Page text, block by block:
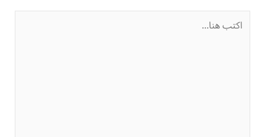
اكتب
هنا...